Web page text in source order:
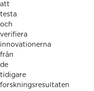
att
testa
och
verifiera
innovationerna
från
de
tidigare
forskningsresultaten